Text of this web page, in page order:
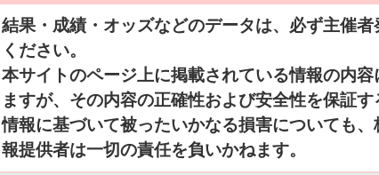
結果・成績・オッズなどのデータは、必ず主催
ください。
本サイトのページ上に掲載されている情報の内
ますが、その内容の正確性および安全性を保証
情報に基づいて被ったいかなる損害についても
報提供者は一切の責任を負いかねます。